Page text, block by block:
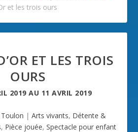
et les trois ours
ET LES TROIS
OURS
2019 AU 11 AVRIL 2019
Toulon | Arts vivants, Détente &
, Pièce jouée, Spectacle pour enfant